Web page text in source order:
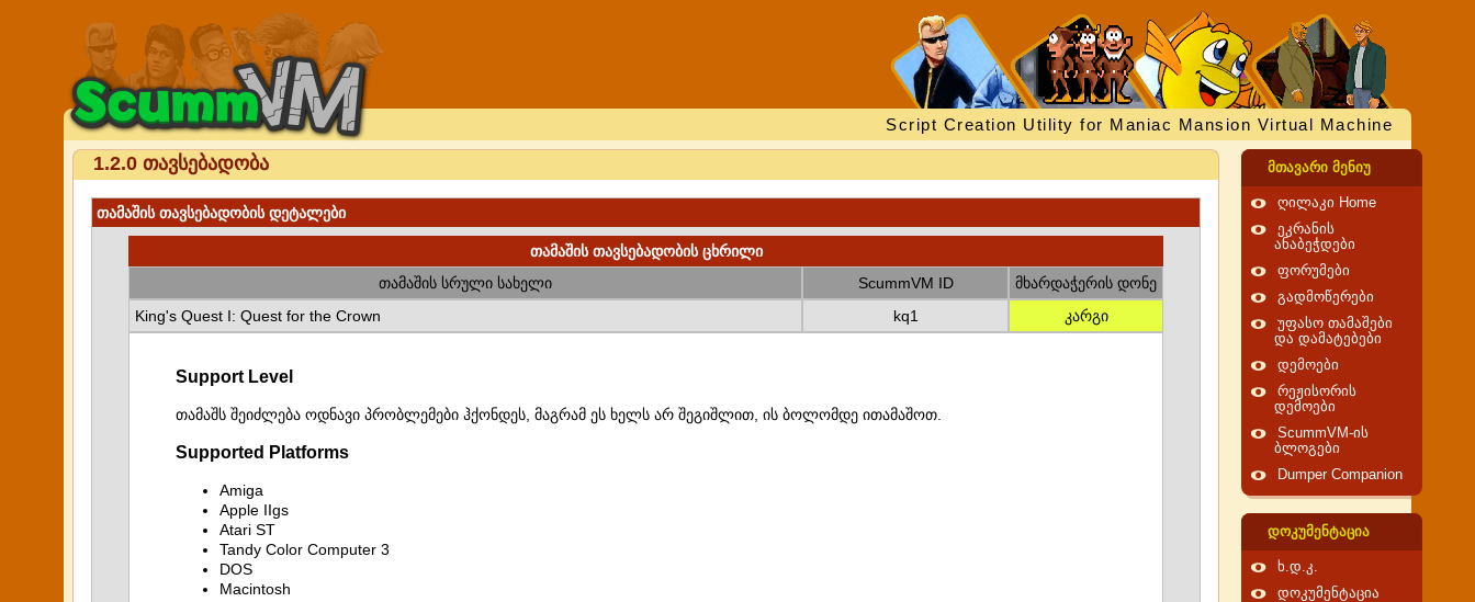
Script Creation Utility for Maniac Mansion Virtual Machine
1.2.0 თავსებადობა
თამაშის თავსებადობის დეტალები
თამაშის თავსებადობის ცხრილი
თამაშის სრული სახელი
ScummVM ID
მხარდაჭერის დონე
King's Quest I: Quest for the Crown
kq1 კარგი
Support Level
თამაშს შეიძლება ოდნავი პრობლემები ჰქონდეს, მაგრამ ეს ხელს არ შეგიშლით, ის ბოლომდე ითამაშოთ.
Supported Platforms
Amiga
Apple IIgs
Atari ST
Tandy Color Computer 3
DOS
Macintosh
მთავარი მენიუ
ღილაკი Home
ეკრანის
ანაბეჭდები
ფორუმები
გადმოწერები
უფასო თამაშები
და დამატებები
დემოები
რეჟისორის
დემოები
ScummVM-ის
ბლოგები
Dumper Companion
დოკუმენტაცია
ხ.დ.კ.
დოკუმენტაცია